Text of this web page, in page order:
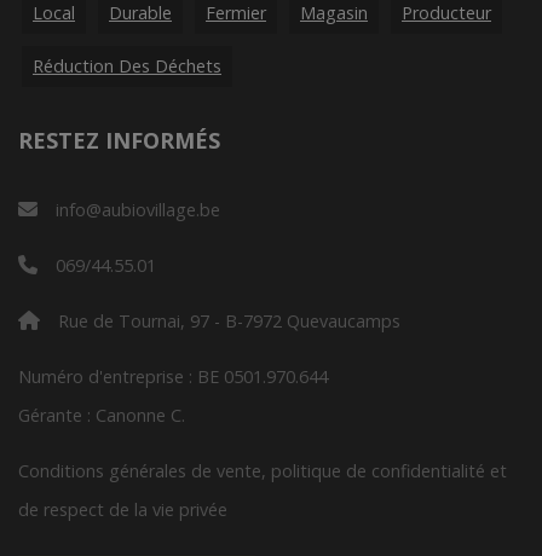
Local Durable Fermier Magasin Producteur
Réduction Des Déchets
RESTEZ INFORMÉS
info@aubiovillage.be
069/44.55.01
Rue de Tournai, 97 - B-7972 Quevaucamps
Numéro d'entreprise : BE 0501.970.644
Gérante : Canonne C.
Conditions générales de vente, politique de confidentialité et
de respect de la vie privée